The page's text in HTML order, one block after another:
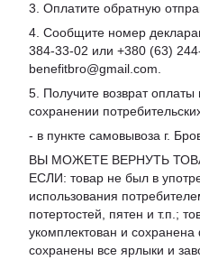
3. Оплатите обратную
4. Сообщите номер
384-33-02 или +380 (63)
benefitbro@gmail.com.
5. Получите возврат
сохранении
- в пункте самовывоза г.
ВЫ МОЖЕТЕ ВЕРНУТЬ
ЕСЛИ: товар не был в
использования
потертостей, пятен и т.п.;
укомплектован и
сохранены все ярлыки и